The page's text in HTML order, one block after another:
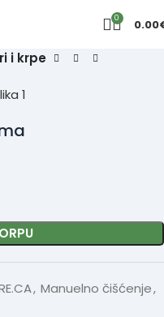
0 0.00
i krpe
, Manuelno čišćenje,